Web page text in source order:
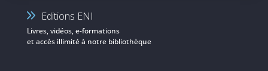
Editions ENI
Livres, vidéos, e-formations
et accès illimité à notre bibliothèque